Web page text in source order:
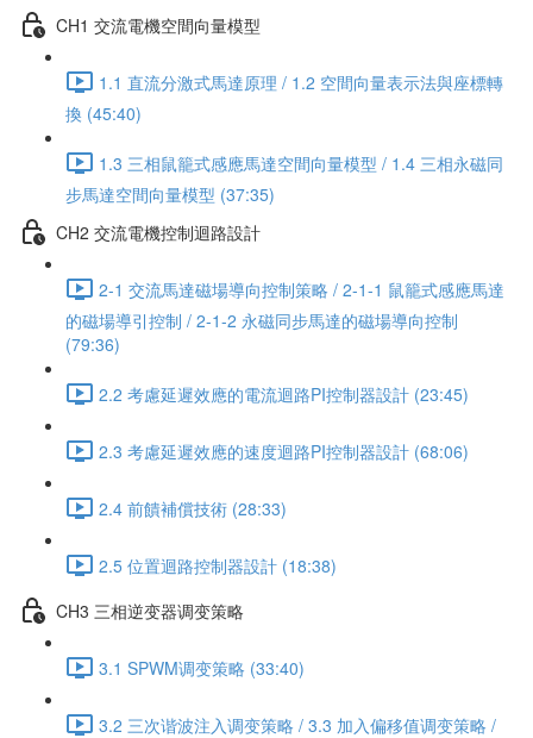
CH1 交流電機空間向量模型
1.1 直流分激式馬達原理 / 1.2 空間向量表示法與座標轉
換 (45:40)
1.3 三相鼠籠式感應馬達空間向量模型 / 1.4 三相永磁同
步馬達空間向量模型 (37:35)
CH2 交流電機控制迴路設計
2-1 交流馬達磁場導向控制策略 / 2-1-1 鼠籠式感應馬達
的磁場導引控制 / 2-1-2 永磁同步馬達的磁場導向控制
(79:36)
2.2 考慮延遲效應的電流迴路PI控制器設計 (23:45)
2.3 考慮延遲效應的速度迴路PI控制器設計 (68:06)
2.4 前饋補償技術 (28:33)
2.5 位置迴路控制器設計 (18:38)
CH3 三相逆变器调变策略
3.1 SPWM调变策略 (33:40)
3.2 三次谐波注入调变策略 / 3.3 加入偏移值调变策略 /